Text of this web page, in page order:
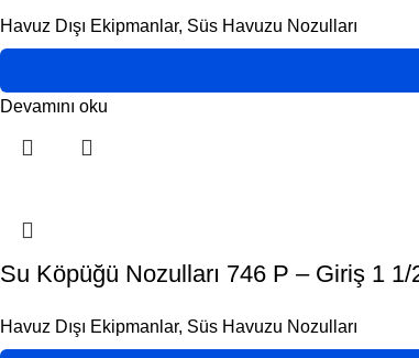
Havuz Dışı Ekipmanlar, Süs Havuzu Nozulları
Devamını oku
Su Köpüğü Nozulları 746 P – Giriş 1
Havuz Dışı Ekipmanlar, Süs Havuzu Nozulları